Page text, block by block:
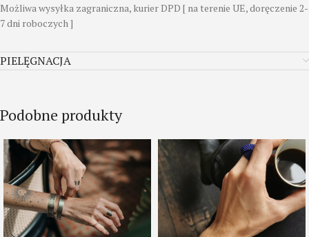
Możliwa wysyłka zagraniczna, kurier DPD [ na terenie UE, doręczenie 2-
7 dni roboczych ]
PIELĘGNACJA
Podobne produkty